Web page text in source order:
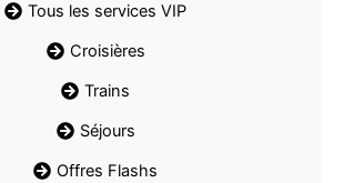
Tous les services VIP
Croisières
Trains
Séjours
Offres Flashs